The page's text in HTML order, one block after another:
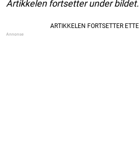
Artikkelen fortsetter under bildet.